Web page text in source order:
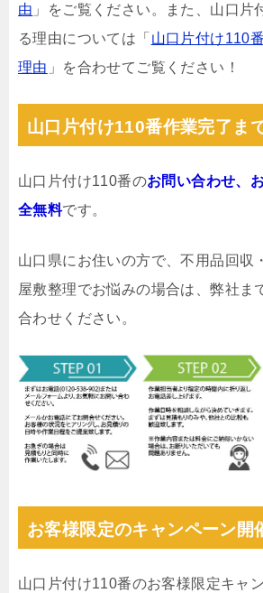
由 」をご覧ください。また、山口片
る理由については「 山口片付け110
理由 」を合わせてご覧ください！
山口片付け110番作業完了ま
山口片付け110番のお問い合わせ、
全無料です。
山口県にお住いの方で、不用品回収
屋敷整理でお悩みの場合は、弊社ま
合わせください。
お客様限定のキャンペーン開
山口片付け110番のお客様限定キャ